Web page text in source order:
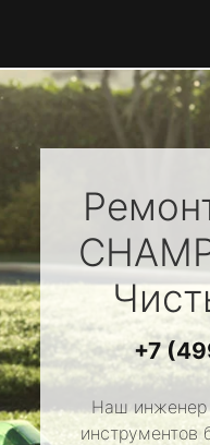
+7
Наш инженер
инструментов